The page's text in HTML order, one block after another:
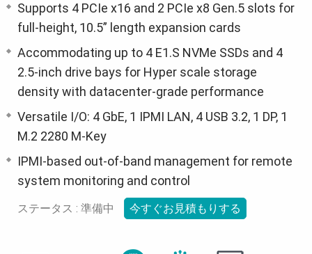
Supports 4 PCIe x16 and 2 PCIe x8 Gen.5 slots for
full-height, 10.5” length expansion cards
Accommodating up to 4 E1.S NVMe SSDs and 4
2.5-inch drive bays for Hyper scale storage
density with datacenter-grade performance
Versatile I/O: 4 GbE, 1 IPMI LAN, 4 USB 3.2, 1 DP, 1
M.2 2280 M-Key
IPMI-based out-of-band management for remote
system monitoring and control
ステータス : 準備中 今すぐお見積もりする